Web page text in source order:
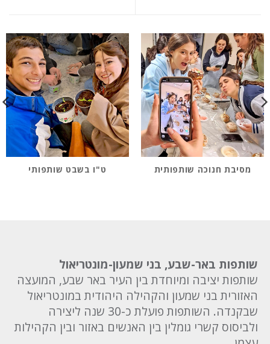
מסיבת חנוכה שותפותית ט"ו בשבט שותפותי
שותפות באר-שבע, בני שמעון-מונטריאול
שותפות יציבה ומיוחדת בין העיר באר שבע, המועצה
האזורית בני שמעון והקהילה היהודית במונטריאול
שבקנדה. השותפות פועלת כ-30 שנה ליצירה
ולביסוס קשרי גומלין בין האנשים באזור ובין הקהילות